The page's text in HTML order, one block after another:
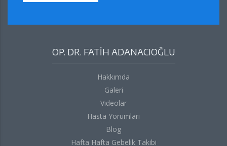
OP. DR. FATİH ADANACIOĞLU
Hakkımda
Galeri
Videolar
Hasta Yorumları
Blog
Hafta Hafta Gebelik Takibi